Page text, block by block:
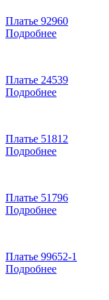
Платье 92960
Подробнее
Платье 24539
Подробнее
Платье 51812
Подробнее
Платье 51796
Подробнее
Платье 99652-1
Подробнее